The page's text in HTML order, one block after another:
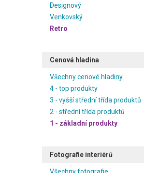
Designový
Venkovský
Retro
Cenová hladina
Všechny cenové hladiny
4 - top produkty
3 - vyšší střední třída produktů
2 - střední třída produktů
1 - základní produkty
Fotografie interiérů